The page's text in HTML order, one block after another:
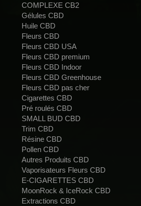
COMPLEXE CB2
Gélules CBD
Huile CBD
Fleurs CBD
Fleurs CBD USA
Fleurs CBD premium
Fleurs CBD Indoor
Fleurs CBD Greenhouse
Fleurs CBD pas cher
Cigarettes CBD
Pré roulés CBD
SMALL BUD CBD
Trim CBD
Résine CBD
Pollen CBD
Autres Produits CBD
Vaporisateurs Fleurs CBD
E-CIGARETTES CBD
MoonRock & IceRock CBD
Extractions CBD